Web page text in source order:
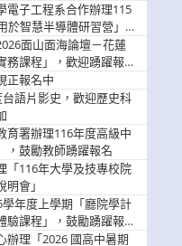
電子工程系合作辦理115
於智慧半導體研習營」，
面山面海論壇－花蓮
課程」，歡迎踴躍報名
正報名中
語片影史，歡迎歷史科
育署辦理116年度高級中
，鼓勵教師踴躍報名
「116年大學及技專校院
會」
年度上學期「廳院學計
課程」，鼓勵踴躍報名
辦理「2026 國高中暑期